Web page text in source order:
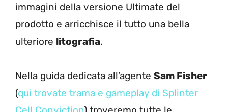
immagini della versione Ultimate del
prodotto e arricchisce il tutto una bella
ulteriore litografia.
Nella guida dedicata all’agente Sam Fisher
(qui trovate trama e gameplay di Splinter